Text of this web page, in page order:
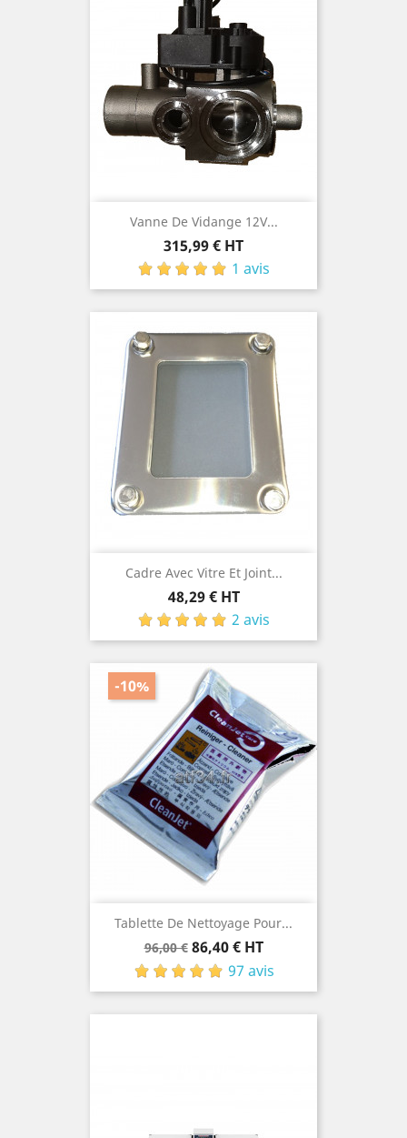
Vanne De Vidange 12V...
Prix
315,99 € HT
1 avis
Cadre Avec Vitre Et Joint...
Prix
48,29 € HT
2 avis
Tablette De Nettoyage Pour...
96,00 € Prix
de
base
Prix
86,40 € HT
97 avis
-10%